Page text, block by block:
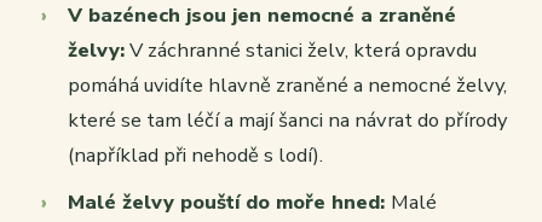
V bazénech jsou jen nemocné a zraněné
želvy:V záchranné stanici želv, která opravdu
pomáhá uvidíte hlavně zraněné a nemocné želvy,
které se tam léčí a mají šanci na návrat do přírody
(například při nehodě s lodí).
Malé želvy pouští do moře hned: Malé